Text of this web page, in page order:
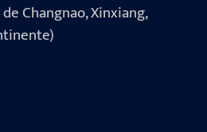
Changnao, Xinxiang,